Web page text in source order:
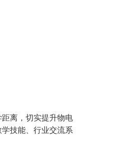
离，切实提升物电
技能、行业交流系